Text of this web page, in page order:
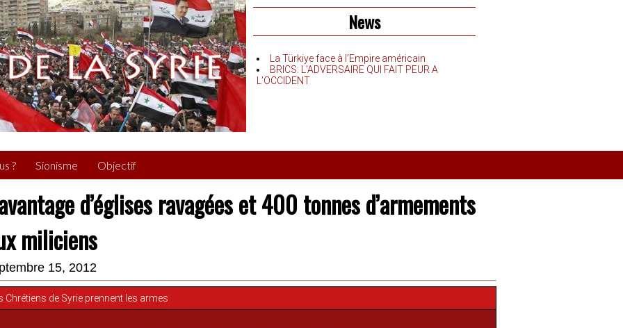
News
La Türkiye face à l’Empire américain
BRICS: L’ADVERSAIRE QUI FAIT PEUR A
L’OCCIDENT
? Sionisme Objectif
d’églises ravagées et 400 tonnes d’armements
miliciens
15, 2012
Chrétiens de Syrie prennent les armes